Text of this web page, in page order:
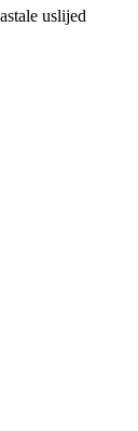
uslijed